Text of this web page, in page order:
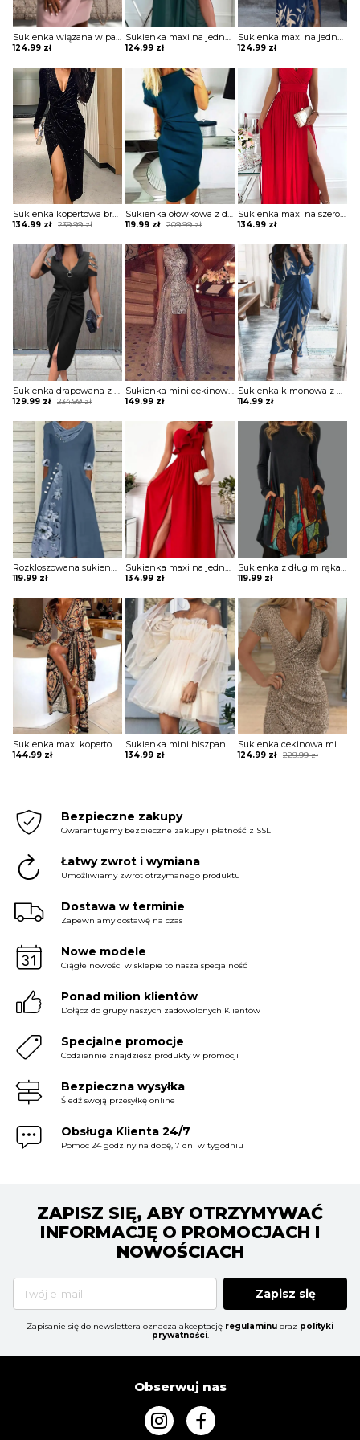
Sukienka wiązana w pasie z krótkimi koronkowymi rękawami
124.99 zł
Sukienka maxi na jedno ramię z drapowaniem
124.99 zł
Sukienka maxi na jedno ramię z zabudowanym dekoltem
124.99 zł
Sukienka kopertowa brokatowa z drapowaniem
239.99zł
Original
was:
239.99 zł.
134.99 zł
Current
is:
134.99 zł.
Sukienka ołówkowa z drapowaniem i dekoltem w łódkę
209.99zł
Original
was:
209.99 zł.
119.99 zł
Current
is:
119.99 zł.
Sukienka maxi na szerokich ramiączkach z kopertową górą i rozporkiem
134.99 zł
Sukienka drapowana z zamkiem i ozdobnymi paskami na ramionach
234.99zł
Original
was:
234.99 zł.
129.99 zł
Current
is:
129.99 zł.
Sukienka mini cekinowa z długą spódnicą
149.99 zł
Sukienka kimonowa z drapowaniem
114.99 zł
Rozkloszowana sukienka z ozdobnymi wstawkami
119.99 zł
Sukienka maxi na jedno ramię z falbaną
134.99 zł
Sukienka z długim rękawem z kieszeniami
119.99 zł
Sukienka maxi kopertowa w stylu boho
144.99 zł
Sukienka mini hiszpanka tiulowa z szerokimi rękawami
134.99 zł
Sukienka cekinowa mini z krótkim rękawem
229.99zł
Original
124.99 zł
Current
Bezpieczne zakupy
Gwarantujemy bezpieczne zakupy i płatność z SSL
Łatwy zwrot i wymiana
Umożliwiamy zwrot otrzymanego produktu
Dostawa w terminie
Zapewniamy dostawę na czas
Nowe modele
Ciągłe nowości w sklepie to nasza specjalność
Ponad milion klientów
Dołącz do grupy naszych zadowolonych Klientów
Specjalne promocje
Codziennie znajdziesz produkty w promocji
Bezpieczna wysyłka
Śledź swoją przesyłkę online
Obsługa Klienta 24/7
Pomoc 24 godziny na dobę, 7 dni w tygodniu
ZAPISZ SIĘ, ABY OTRZYMYWAĆ
INFORMACJĘ O PROMOCJACH I
NOWOŚCIACH
Zapisz się
Zapisanie się do newslettera oznacza akceptację regulaminu oraz polityki
prywatności.
Obserwuj nas